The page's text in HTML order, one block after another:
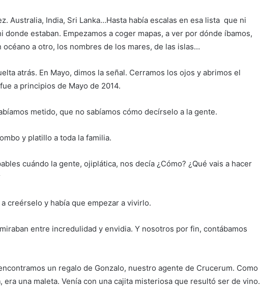
Australia, India, Sri Lanka…Hasta había escalas en esa lista que ni
donde estaban. Empezamos a coger mapas, a ver por dónde íbamos,
océano a otro, los nombres de los mares, de las islas…
atrás. En Mayo, dimos la señal. Cerramos los ojos y abrimos el
a principios de Mayo de 2014.
metido, que no sabíamos cómo decírselo a la gente.
y platillo a toda la familia.
cuándo la gente, ojiplática, nos decía ¿Cómo? ¿Qué vais a hacer
creérselo y había que empezar a vivirlo.
entre incredulidad y envidia. Y nosotros por fin, contábamos
un regalo de Gonzalo, nuestro agente de Crucerum. Como
era una maleta. Venía con una cajita misteriosa que resultó ser de vino.